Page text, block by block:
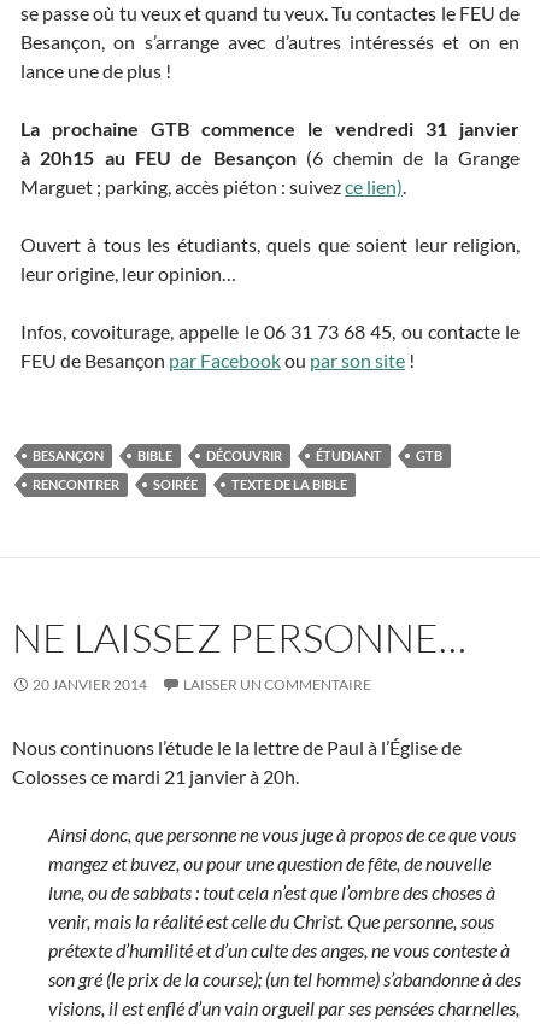
se passe où tu veux et quand tu veux. Tu contactes le FEU de
Besançon, on s’arrange avec d’autres intéressés et on en
lance une de plus !
La prochaine GTB commence le vendredi 31 janvier
à 20h15 au FEU de Besançon(6 chemin de la Grange
Marguet ; parking, accès piéton : suivezce lien).
Ouvert à tous les étudiants, quels que soient leur religion,
leur origine, leur opinion…
Infos, covoiturage, appelle le 06 31 73 68 45, ou contacte le
FEU de Besançon par Facebookou par son site !
BESANÇON BIBLE DÉCOUVRIR ÉTUDIANT
GTB
RENCONTRER
SOIRÉE TEXTE DE LA BIBLE
NE LAISSEZ PERSONNE…
20 JANVIER 2014 LAISSER UN COMMENTAIRE
Nous continuons l’étude le la lettre de Paul à l’Église de
Colosses ce mardi 21 janvier à 20h.
Ainsi donc, que personne ne vous juge à propos de ce que vous
mangez et buvez, ou pour une question de fête, de nouvelle
lune, ou de sabbats : tout cela n’est que l’ombre des choses à
venir, mais la réalité est celle du Christ. Que personne, sous
prétexte d’humilité et d’un culte des anges, ne vous conteste à
son gré (le prix de la course); (un tel homme) s’abandonne à des
visions, il est enflé d’un vain orgueil par ses pensées charnelles,